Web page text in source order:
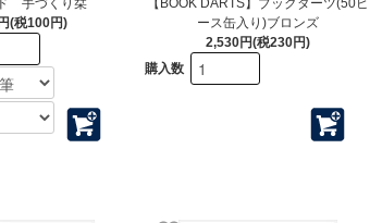
手づくり栞
(税100円)
【BOOK DARTS】ブックダーツ(50ピ
ース缶入り)ブロンズ
2,530円(税230円)
購入数